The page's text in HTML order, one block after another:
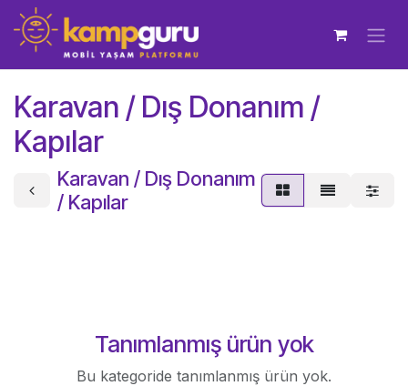
İçereği Atla
Karavan / Dış Donanım /
Kapılar
Karavan / Dış Donanım
/ Kapılar
Tanımlanmış ürün yok
Bu kategoride tanımlanmış ürün yok.